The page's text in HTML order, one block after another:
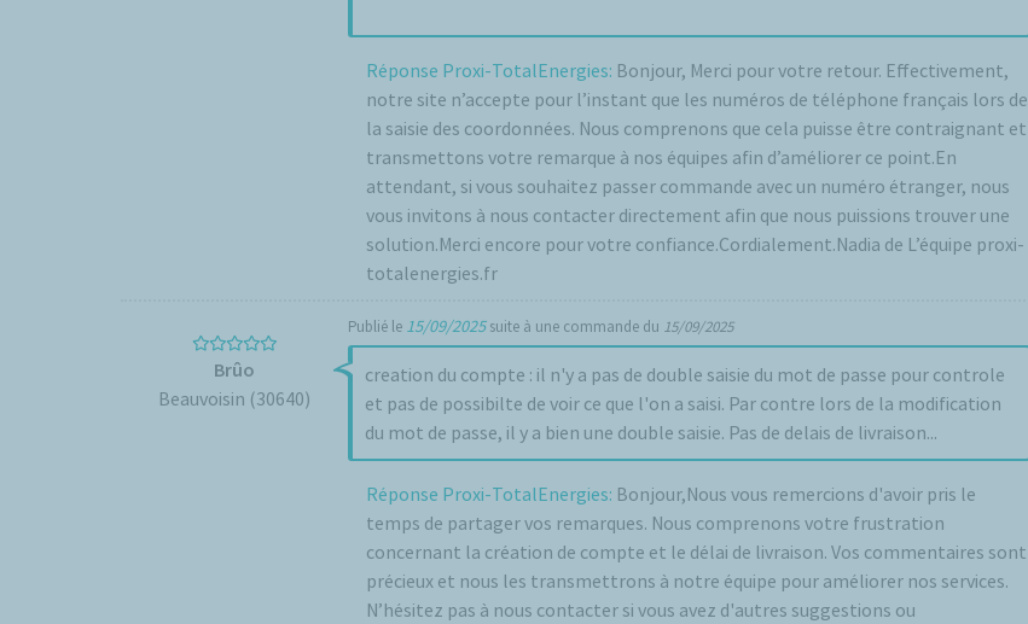
Réponse Proxi-TotalEnergies: Bonjour, Merci pour votre retour. Effectivement,
notre site n’accepte pour l’instant que les numéros de téléphone français lors de
la saisie des coordonnées. Nous comprenons que cela puisse être contraignant et
transmettons votre remarque à nos équipes afin d’améliorer ce point.En
attendant, si vous souhaitez passer commande avec un numéro étranger, nous
vous invitons à nous contacter directement afin que nous puissions trouver une
solution.Merci encore pour votre confiance.Cordialement.Nadia de L’équipe proxi-
totalenergies.fr
Brûo
Beauvoisin (30640)
Publié le 15/09/2025suite à une commande du 15/09/2025
creation du compte : il n'y a pas de double saisie du mot de passe pour controle
et pas de possibilte de voir ce que l'on a saisi. Par contre lors de la modification
du mot de passe, il y a bien une double saisie. Pas de delais de livraison...
Réponse Proxi-TotalEnergies: Bonjour,Nous vous remercions d'avoir pris le
temps de partager vos remarques. Nous comprenons votre frustration
concernant la création de compte et le délai de livraison. Vos commentaires sont
précieux et nous les transmettrons à notre équipe pour améliorer nos services.
N’hésitez pas à nous contacter si vous avez d'autres suggestions ou